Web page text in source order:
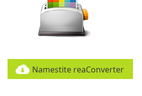
Namestite reaConverter